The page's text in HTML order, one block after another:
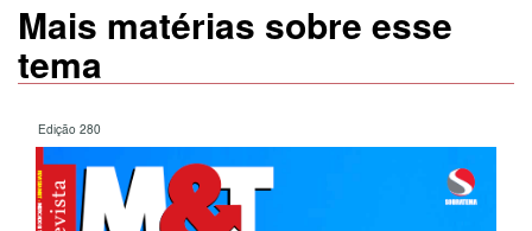
Mais matérias sobre esse
tema
Edição 280